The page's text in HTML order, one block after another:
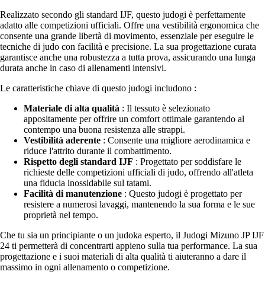
Realizzato secondo gli standard IJF, questo judogi è perfettamente
adatto alle competizioni ufficiali. Offre una vestibilità ergonomica che
consente una grande libertà di movimento, essenziale per eseguire le
tecniche di judo con facilità e precisione. La sua progettazione curata
garantisce anche una robustezza a tutta prova, assicurando una lunga
durata anche in caso di allenamenti intensivi.
Le caratteristiche chiave di questo judogi includono :
Materiale di alta qualità : Il tessuto è selezionato
appositamente per offrire un comfort ottimale garantendo al
contempo una buona resistenza alle strappi.
Vestibilità aderente : Consente una migliore aerodinamica e
riduce l'attrito durante il combattimento.
Rispetto degli standard IJF : Progettato per soddisfare le
richieste delle competizioni ufficiali di judo, offrendo all'atleta
una fiducia inossidabile sul tatami.
Facilità di manutenzione : Questo judogi è progettato per
resistere a numerosi lavaggi, mantenendo la sua forma e le sue
proprietà nel tempo.
Che tu sia un principiante o un judoka esperto, il Judogi Mizuno JP IJF
24 ti permetterà di concentrarti appieno sulla tua performance. La sua
progettazione e i suoi materiali di alta qualità ti aiuteranno a dare il
massimo in ogni allenamento o competizione.